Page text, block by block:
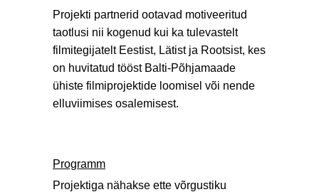
Projekti partnerid ootavad motiveeritud
taotlusi nii kogenud kui ka tulevastelt
filmitegijatelt Eestist, Lätist ja Rootsist, kes
on huvitatud tööst Balti-Põhjamaade
ühiste filmiprojektide loomisel või nende
elluviimises osalemisest.
Programm
Projektiga nähakse ette võrgustiku